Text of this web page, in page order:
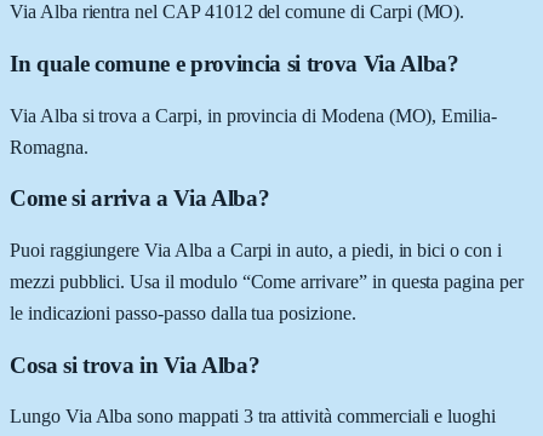
Via Alba rientra nel CAP 41012 del comune di Carpi (MO).
In quale comune e provincia si trova Via Alba?
Via Alba si trova a Carpi, in provincia di Modena (MO), Emilia-
Romagna.
Come si arriva a Via Alba?
Puoi raggiungere Via Alba a Carpi in auto, a piedi, in bici o con i
mezzi pubblici. Usa il modulo “Come arrivare” in questa pagina per
le indicazioni passo-passo dalla tua posizione.
Cosa si trova in Via Alba?
Lungo Via Alba sono mappati 3 tra attività commerciali e luoghi